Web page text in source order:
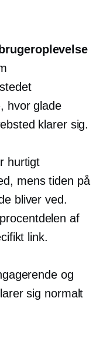
hvor glade
klarer sig.
hurtigt
mens tiden på
bliver ved.
af
link.
og
sig normalt